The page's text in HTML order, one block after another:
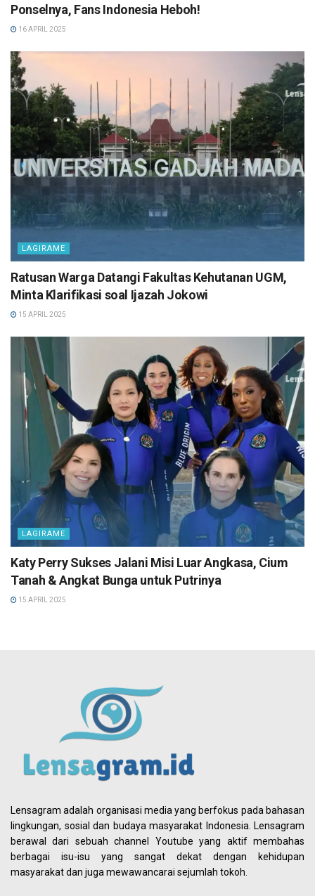
Ponselnya, Fans Indonesia Heboh!
16 APRIL 2025
LAGIRAME
Ratusan Warga Datangi Fakultas Kehutanan UGM,
Minta Klarifikasi soal Ijazah Jokowi
15 APRIL 2025
LAGIRAME
Katy Perry Sukses Jalani Misi Luar Angkasa, Cium
Tanah & Angkat Bunga untuk Putrinya
15 APRIL 2025
Lensagram adalah organisasi media yang berfokus pada bahasan
lingkungan, sosial dan budaya masyarakat Indonesia. Lensagram
berawal dari sebuah channel Youtube yang aktif membahas
berbagai isu-isu yang sangat dekat dengan kehidupan
masyarakat dan juga mewawancarai sejumlah tokoh.